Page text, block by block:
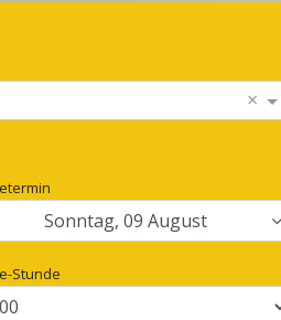
×
Sonntag,09 August
Stunde